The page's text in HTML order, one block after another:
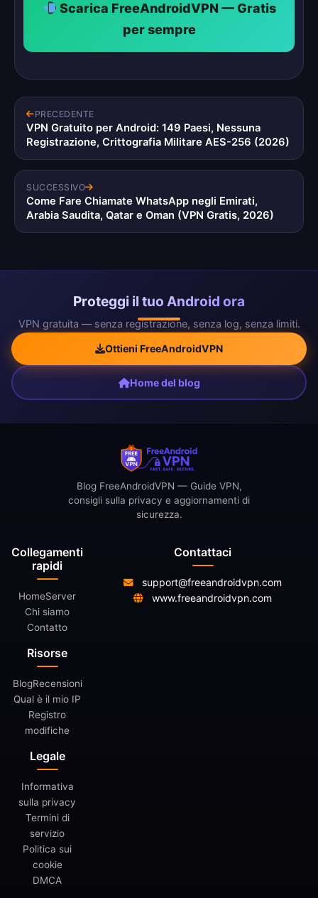
Scarica FreeAndroidVPN — Gratis
per sempre
PRECEDENTE
VPN Gratuito per Android: 149 Paesi, Nessuna
Registrazione, Crittografia Militare AES-256 (2026)
SUCCESSIVO
Come Fare Chiamate WhatsApp negli Emirati,
Arabia Saudita, Qatar e Oman (VPN Gratis, 2026)
Proteggi il tuo Android ora
VPN gratuita — senza registrazione, senza log, senza limiti.
Ottieni FreeAndroidVPN
Home del blog
Collegamenti
rapidi
HomeServer
Chi siamo
Contatto
Risorse
BlogRecensioni
Qual è il mio IP
Registro
modifiche
Legale
Informativa
sulla privacy
Termini di
servizio
Politica sui
cookie
DMCA
Blog FreeAndroidVPN — Guide VPN,
consigli sulla privacy e aggiornamenti di
sicurezza.
Contattaci
support@freeandroidvpn.com
www.freeandroidvpn.com